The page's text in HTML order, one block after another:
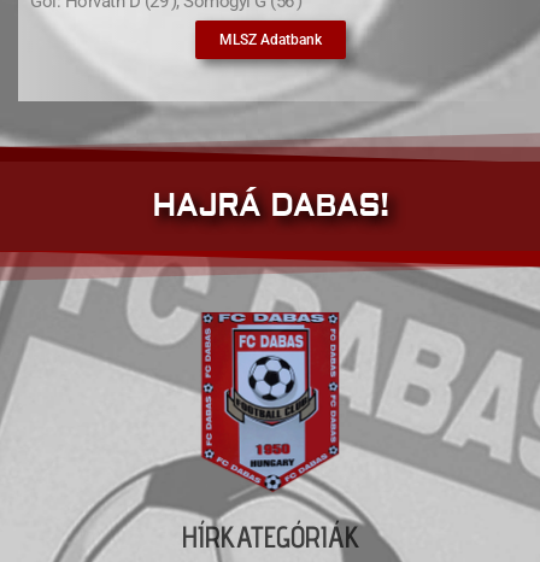
MLSZ Adatbank
HAJRÁ DABAS!
HÍRKATEGÓRIÁK